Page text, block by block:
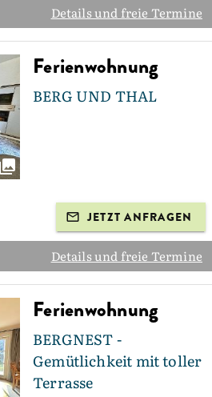
Details und freie Termine
Ferienwohnung
BERG UND THAL
JETZT ANFRAGEN
Details und freie Termine
Ferienwohnung
BERGNEST -
Gemütlichkeit mit toller
Terrasse